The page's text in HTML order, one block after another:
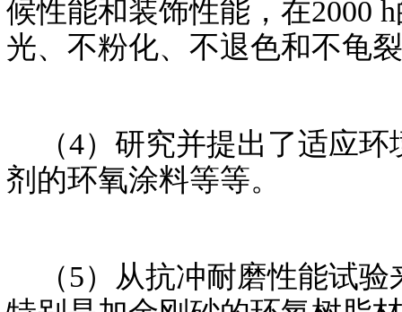
候性能和装饰性能，在2000
光、不粉化、不退色和不龟
（4）研究并提出了适应环
剂的环氧涂料等等。
（5）从抗冲耐磨性能试验